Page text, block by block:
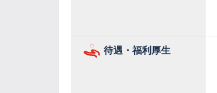
待遇・福利厚生